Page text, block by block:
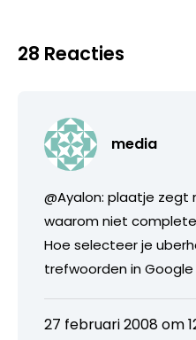
28 Reacties
media
@Ayalon: plaatje zegt
waarom niet
Hoe selecteer je
trefwoorden in Google
27 februari 2008 om